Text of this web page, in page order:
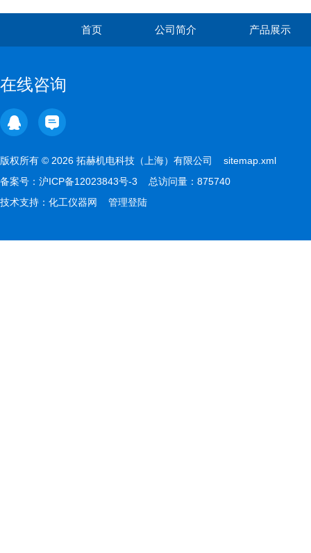
首页 公司简介 产品展示
在线咨询
版权所有 © 2026 拓赫机电科技（上海）有限公司 sitemap.xml
备案号： 沪ICP备12023843号-3 总访问量：875740
技术支持： 化工仪器网 管理登陆